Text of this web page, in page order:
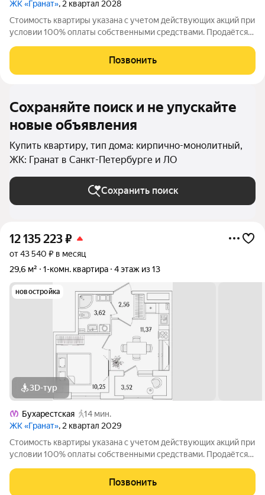
ЖК «Гранат», 2 квартал 2028
Стоимость квартиры указана с учетом действующих акций при
условии 100% оплаты собственными средствами. Продаётся
(Росстройинвест). Квартира находится в 13 этажном доме, в
Гранат - Корпус К1 на
Позвонить
Сохраняйте поиск и не упускайте
новые объявления
Купить квартиру, тип дома: кирпично-монолитный,
ЖК: Гранат в Санкт-Петербурге и ЛО
Сохранить поиск
12 135 223₽
от 43 540 ₽ в месяц
29,6 м²
1-комн. квартира 4 этаж из 13
новостройка
3D-тур
Бухарестская
14 мин.
ЖК «Гранат», 2 квартал 2029
Стоимость квартиры указана с учетом действующих акций при
условии 100% оплаты собственными средствами. Продаётся
(Росстройинвест). Квартира находится в 13 этажном доме, в
Гранат - Корпус К4 на
Позвонить